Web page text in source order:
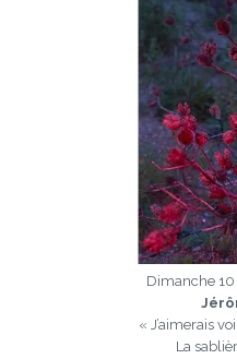
Dimanche
« J’aimerais
La